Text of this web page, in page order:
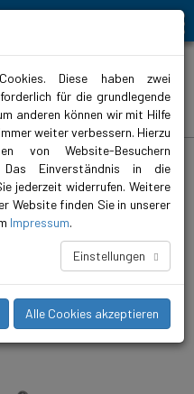
ungeregelt > VariA RED
Inlinepumpe für
Ein fein abgestuftes
bietet für jeden
Diese haben zwei
für die grundlegende
anderen können wir mit Hilfe
weiter verbessern. Hierzu
von Website-Besuchern
Einverständnis in die
jederzeit widerrufen. Weitere
Website finden Sie in unserer
Impressum.
Einstellungen
Alle Cookies akzeptieren